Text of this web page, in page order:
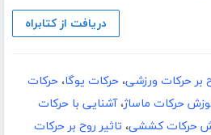
دریافت از کتابراه
بر حرکات ورزشی، حرکات یوگا، حرکات
حرکات ماساژ،آشنایی با حرکات
حرکات کششی، تاثیر روح بر حرکات